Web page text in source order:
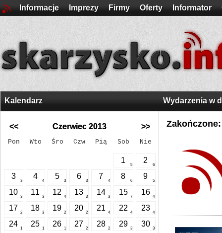
Informacje Imprezy Firmy Oferty Informator
Kalendarz
<< Czerwiec 2013 >>
Pon Wto Śro Czw Pią Sob Nie
1
5
2
6
3
3
4
4
5
3
6
3
7
4
8
6
9
5
10
3
11
3
12
4
13
3
14
3
15
7
16
4
17
2
18
3
19
2
20
2
21
4
22
4
23
4
24
1
25
1
26
1
27
2
28
2
29
3
30
3
Wydarzenia w
Zakończone: